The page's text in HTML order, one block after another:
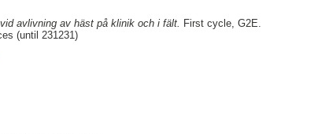
avlivning av häst på klinik och i fält. First cycle, G2E.
(until 231231)